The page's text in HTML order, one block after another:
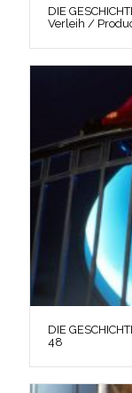
DIE
Verleih /
DIE
48